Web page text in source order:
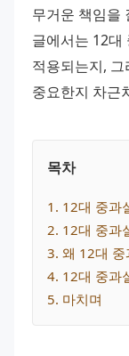
무거운 책임을
글에서는 12대
적용되는지, 그
중요한지 차근
목차
1 . 12대 중과
2. 12대 중과
3. 왜 12대 중
4. 12대 중과
5. 마치며